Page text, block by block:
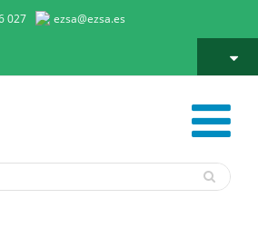
027 ezsa@ezsa.es